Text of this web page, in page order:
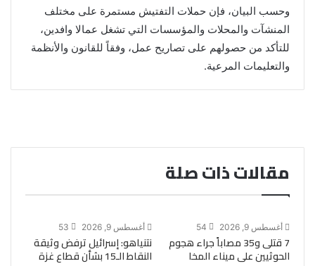
وحسب البيان، فإن حملات التفتيش مستمرة على مختلف
المنشآت والمحلات والمؤسسات التي تشغل عمالا وافدين،
للتأكد من حصولهم على تصاريح عمل، وفقاً للقانون والأنظمة
والتعليمات المرعية.
مقالات ذات صلة
أغسطس 9, 2026 54
7 قتلى و35 مصاباً جراء هجوم
الحوثيين على ميناء المخا
أغسطس 9, 2026 53
نتنياهو: إسرائيل ترفض وثيقة
النقاط الـ15 بشأن قطاع غزة